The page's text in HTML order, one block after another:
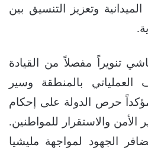
وتعزيز التنسيق بين
تنويراً مفصلاً من القيادة
العملياتي بالمنطقة وسير
مؤكداً حرص الدولة على إحكام
الأمن والاستقرار للمواطنين.
الجهود لمواجهة مليشيا